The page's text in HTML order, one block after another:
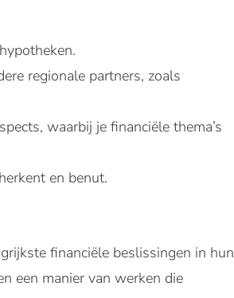
regionale partners, zoals
waarbij je financiële thema’s
en benut.
financiële beslissingen in hun
een manier van werken die